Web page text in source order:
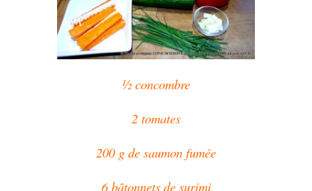
½ concombre
2 tomates
200 g de saumon fumée
6 bâtonnets de surimi